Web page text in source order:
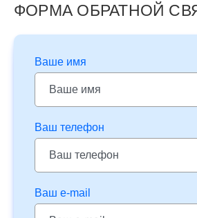
ФОРМА ОБРАТНОЙ
Ваше имя
Ваш телефон
Ваш e-mail